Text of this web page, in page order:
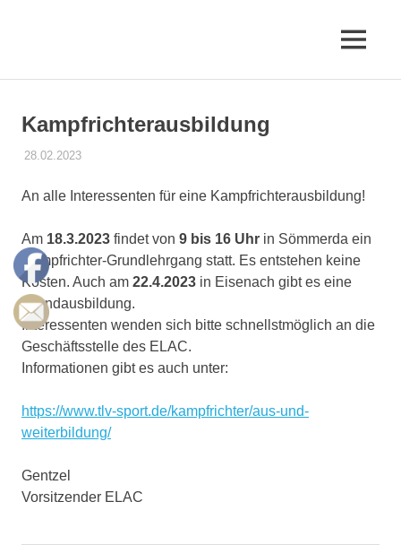
e.V.
MENÜ
Kampfrichterausbildung
28.02.2023STEFFEN PANSE
AKTUELLES
An alle Interessenten für eine Kampfrichterausbildung!
Am 18.3.2023 findet von 9 bis 16 Uhr in Sömmerda ein
Kampfrichter-Grundlehrgang statt. Es entstehen keine
Kosten. Auch am 22.4.2023 in Eisenach gibt es eine
Grundausbildung.
Interessenten wenden sich bitte schnellstmöglich an die
Geschäftsstelle des ELAC.
Informationen gibt es auch unter:
https://www.tlv-sport.de/kampfrichter/aus-und-
weiterbildung/
Gentzel
Vorsitzender ELAC